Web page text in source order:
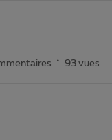
93 vues